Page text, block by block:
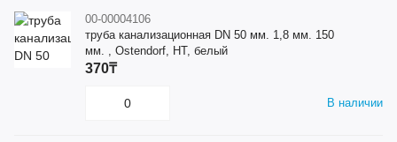
00-00004106
труба канализационная DN 50 мм. 1,8 мм. 150
мм. , Ostendorf, HT, белый
В наличии
370₸